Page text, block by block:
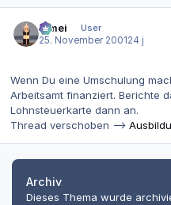
bimei
User
25. November 2001 24 j
Wenn Du eine Umschulung
Arbeitsamt finanziert. Berichte
Lohnsteuerkarte dann an.
Thread verschoben -->
Archiv
Dieses Thema wurde